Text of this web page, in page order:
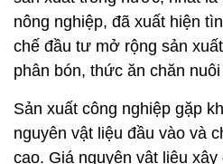
nông nghiệp, đã xuất hiện
chế đầu tư mở rộng sản
phân bón, thức ăn chăn
Sản xuất công nghiệp gặp
nguyên vật liệu đầu vào và
cao. Giá nguyên vật liệu